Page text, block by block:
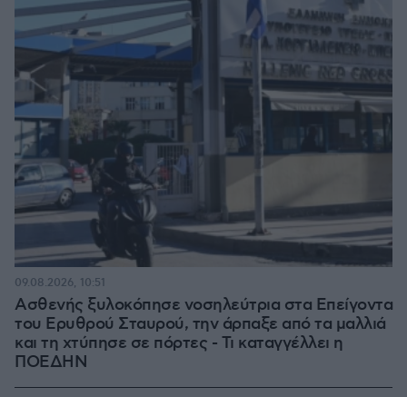
Ασθενής ξυλοκόπησε νοσηλεύτρια στα Επείγοντα
του Ερυθρού Σταυρού, την άρπαξε από τα μαλλιά
και τη χτύπησε σε πόρτες - Τι καταγγέλλει η
ΠΟΕΔΗΝ
09.08.2026, 10:51